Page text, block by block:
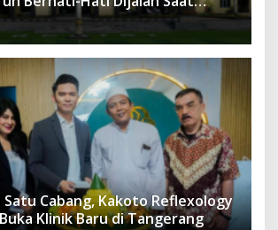
Rawan Kecelakaan
Cabang, Kakoto Reflexology
Klinik Baru di Tangerang